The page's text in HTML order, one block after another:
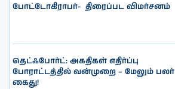
போட்டோகிராபர்- ‌ திரைப்பட விமர்சனம்
தெட்ஃபோர்ட்: அகதிகள் எதிர்ப்பு
போராட்டத்தில் வன்முறை – மேலும் பலர்
கைது!